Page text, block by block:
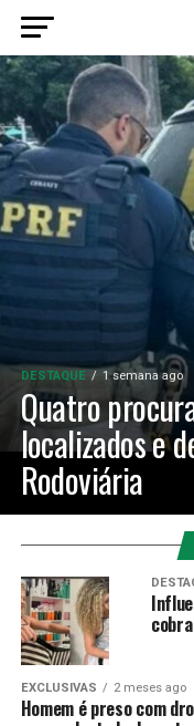
DESTAQUE 1 semana ago
Quatro
localizados e
Rodoviária
EXCLUSIVAS 2 meses ago
Homem é preso com